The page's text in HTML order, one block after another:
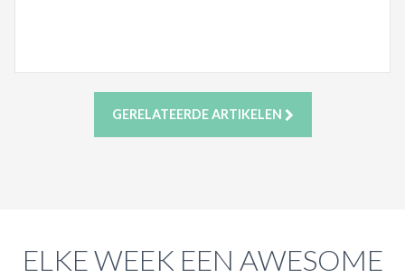
GERELATEERDE ARTIKELEN
ELKE WEEK EEN AWESOME